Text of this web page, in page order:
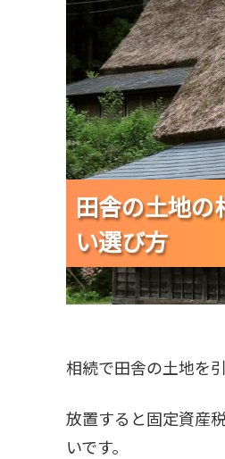
田舎の土地
い選び方
田舎の土地
い選び方
田舎の土地
い選び方
相続で田舎の土地を
放置すると固定資産
いです。